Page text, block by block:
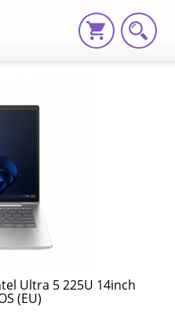
Ultra 5 225U 14inch
(EU)